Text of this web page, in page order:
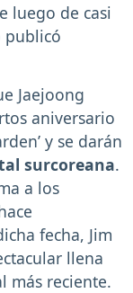
luego de casi
publicó
Jaejoong
aniversario
y se darán
surcoreana.
a los
fecha, Jim
llena
más reciente.